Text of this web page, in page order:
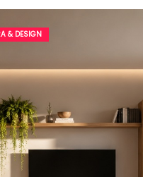
& DESIGN